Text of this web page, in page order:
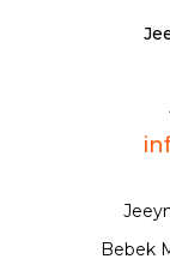
Bebek